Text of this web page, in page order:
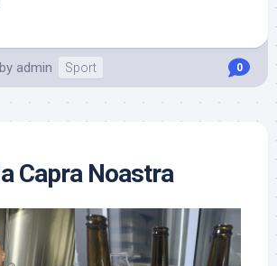
by admin Sport 0
Capra Noastra